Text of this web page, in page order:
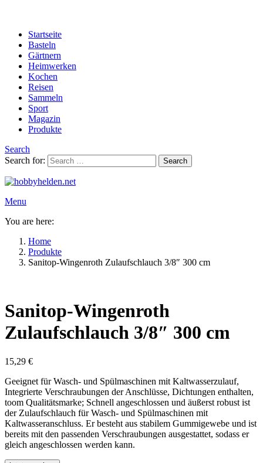
Startseite
Basteln
Gärtnern
Heimwerken
Kochen
Reisen
Sammeln
Sport
Magazin
Produkte
Search
Search for:
Search
Menu
You are here:
Home
Produkte
Sanitop-Wingenroth Zulaufschlauch 3/8″ 300 cm
Sanitop-Wingenroth
Zulaufschlauch 3/8″ 300 cm
15,29 €
Geeignet für Wasch- und Spülmaschinen mit Kaltwasserzulauf,
Integrierte Verschraubungen der Anschlüsse, Dichtungen enthalten,
toom Qualitätsmarke; Schnell angeschlossen und äußerst robust ist
der Zulaufschlauch für Wasch- und Spülmaschinen mit
Kaltwasseranschluss. Er besteht aus stabilem Gummigewebe und ist
bereits mit den passenden Verschraubungen ausgestattet, sodass er
gleich angeschlossen werden kann.